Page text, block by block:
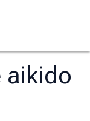
aikido